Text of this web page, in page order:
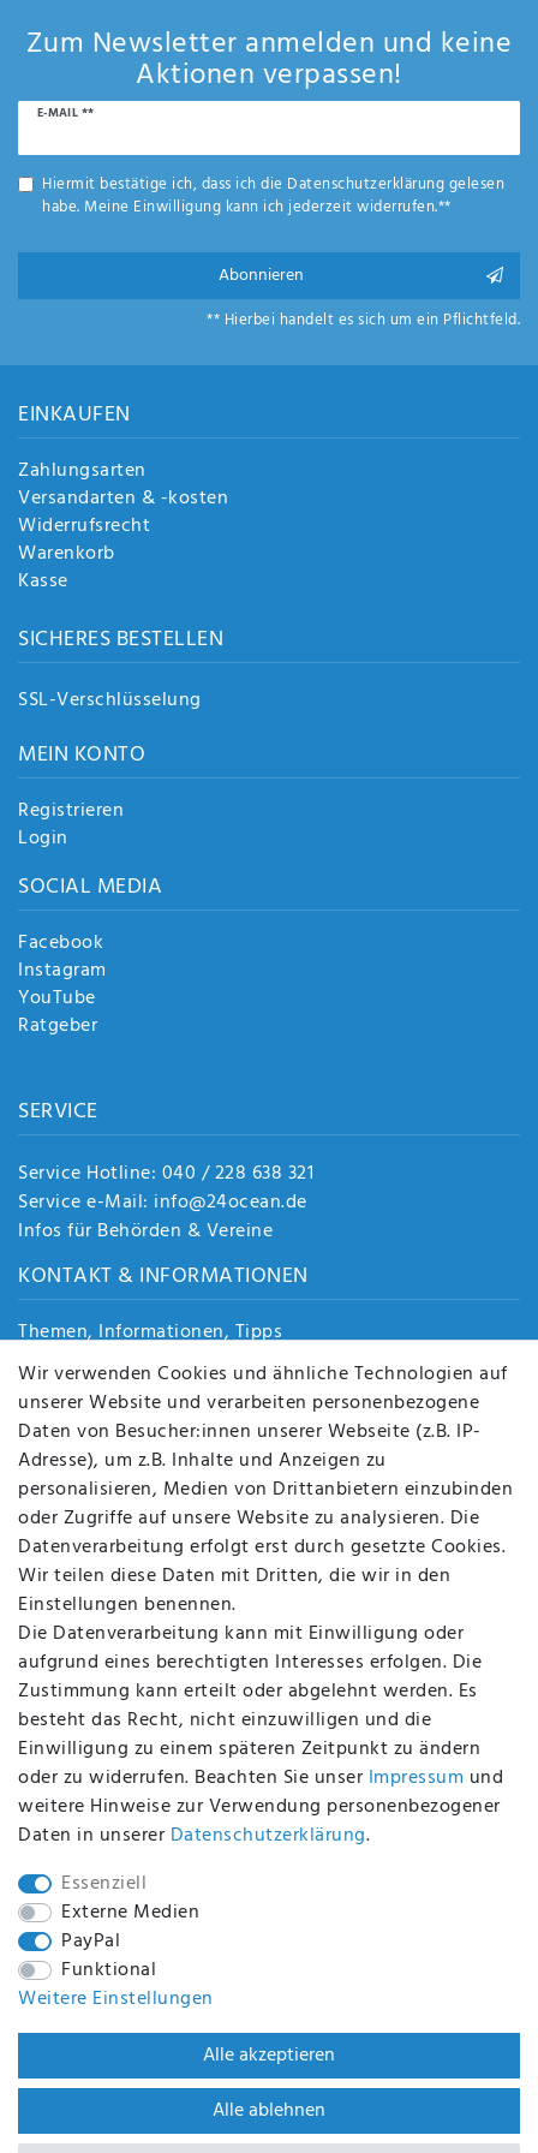
Zum Newsletter anmelden und keine
Aktionen verpassen!
E-MAIL **
Newsletter
Hiermit bestätige ich, dass ich die Daten­schutz­erklärunggelesen
habe. Meine Einwilligung kann ich jederzeit widerrufen.**
Abonnieren
** Hierbei handelt es sich um ein Pflichtfeld.
EINKAUFEN
Zahlungsarten
Versandarten & -kosten
Widerrufsrecht
Warenkorb
Kasse
SICHERES BESTELLEN
SSL-Verschlüsselung
MEIN KONTO
Registrieren
Login
SOCIAL MEDIA
Facebook
Instagram
YouTube
Ratgeber
SERVICE
Service Hotline: 040 / 228 638 321
Service e-Mail: info@24ocean.de
Infos für Behörden & Vereine
KONTAKT & INFORMATIONEN
Themen, Informationen, Tipps
Jobs
Über uns
Kontakt
Datenschutz
AGB
FAQ
Batterieentsorgung
Altölverordnung
Impressum
BEQUEM UND SICHER BEZAHLEN MIT
BEI UNS SIND SIE SICHER!
WIR VERSENDEN MIT
WIR SIND ZERTIFIZIERT DURCH
Wir verwenden Cookies und ähnliche Technologien auf
unserer Website und verarbeiten personenbezogene
Daten von Besucher:innen unserer Webseite (z.B. IP-
Adresse), um z.B. Inhalte und Anzeigen zu
personalisieren, Medien von Drittanbietern einzubinden
oder Zugriffe auf unsere Website zu analysieren. Die
Datenverarbeitung erfolgt erst durch gesetzte Cookies.
Wir teilen diese Daten mit Dritten, die wir in den
Einstellungen benennen.
Die Datenverarbeitung kann mit Einwilligung oder
aufgrund eines berechtigten Interesses erfolgen. Die
Zustimmung kann erteilt oder abgelehnt werden. Es
besteht das Recht, nicht einzuwilligen und die
Einwilligung zu einem späteren Zeitpunkt zu ändern
oder zu widerrufen. Beachten Sie unser Impressum und
weitere Hinweise zur Verwendung personenbezogener
Daten in unserer Daten­schutz­erklärung.
Essenziell
Externe Medien
PayPal
Funktional
Weitere Einstellungen
Alle akzeptieren
Alle ablehnen